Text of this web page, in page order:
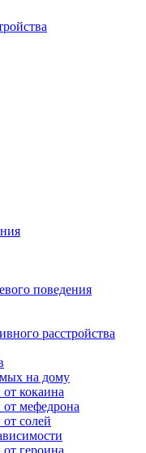
поведения
расстройства
на дому
кокаина
от мефедрона
солей
героина